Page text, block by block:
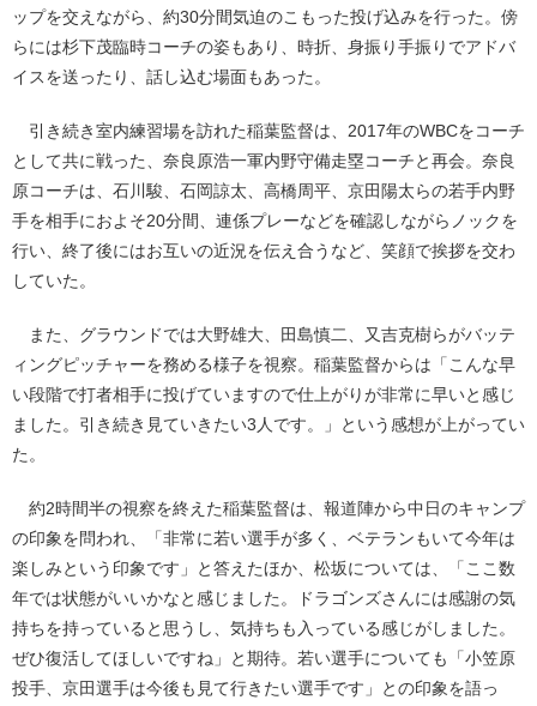
ップを交えながら、約30分間気迫のこもった投げ込みを行った。傍
らには杉下茂臨時コーチの姿もあり、時折、身振り手振りでアドバ
イスを送ったり、話し込む場面もあった。
引き続き室内練習場を訪れた稲葉監督は、2017年のWBCをコーチ
として共に戦った、奈良原浩一軍内野守備走塁コーチと再会。奈良
原コーチは、石川駿、石岡諒太、高橋周平、京田陽太らの若手内野
手を相手におよそ20分間、連係プレーなどを確認しながらノックを
行い、終了後にはお互いの近況を伝え合うなど、笑顔で挨拶を交わ
していた。
また、グラウンドでは大野雄大、田島慎二、又吉克樹らがバッテ
ィングピッチャーを務める様子を視察。稲葉監督からは「こんな早
い段階で打者相手に投げていますので仕上がりが非常に早いと感じ
ました。引き続き見ていきたい3人です。」という感想が上がってい
た。
約2時間半の視察を終えた稲葉監督は、報道陣から中日のキャンプ
の印象を問われ、「非常に若い選手が多く、ベテランもいて今年は
楽しみという印象です」と答えたほか、松坂については、「ここ数
年では状態がいいかなと感じました。ドラゴンズさんには感謝の気
持ちを持っていると思うし、気持ちも入っている感じがしました。
ぜひ復活してほしいですね」と期待。若い選手についても「小笠原
投手、京田選手は今後も見て行きたい選手です」との印象を語っ